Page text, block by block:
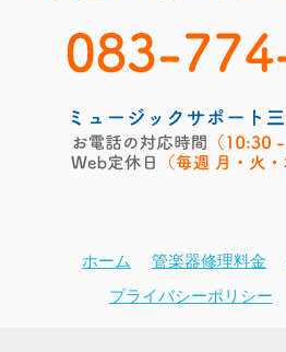
ホーム 管楽器修理料金
プライバシーポリシー